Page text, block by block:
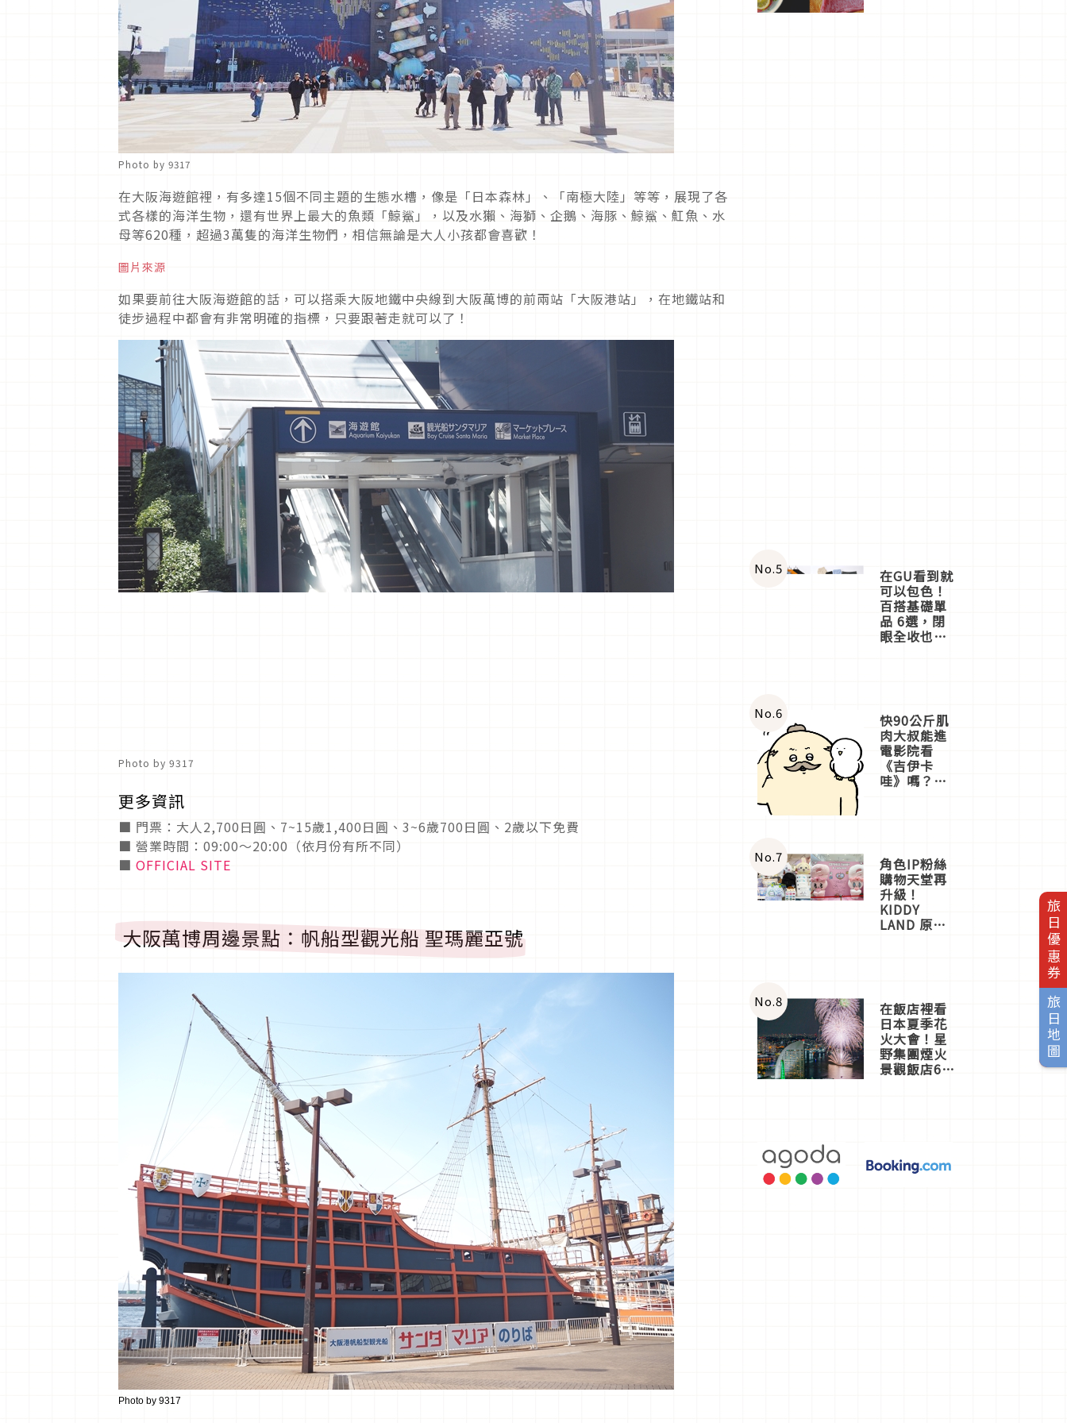
旅日優惠券
旅日地圖
Photo by 9317
在大阪海遊館裡，有多達15個不同主題的生態水槽，像是「日本森林」、「南極大陸」等等，展現了各
式各樣的海洋生物，還有世界上最大的魚類「鯨鯊」，以及水獺、海獅、企鵝、海豚、鯨鯊、魟魚、水
母等620種，超過3萬隻的海洋生物們，相信無論是大人小孩都會喜歡！
圖片來源
如果要前往大阪海遊館的話，可以搭乘大阪地鐵中央線到大阪萬博的前兩站「大阪港站」，在地鐵站和
徒步過程中都會有非常明確的指標，只要跟著走就可以了！
Photo by 9317
更多資訊
■ 門票：大人2,700日圓、7~15歲1,400日圓、3~6歲700日圓、2歲以下免費
■ 營業時間：09:00～20:00（依月份有所不同）
OFFICIAL SITE
大阪萬博周邊景點：帆船型觀光船 聖瑪麗亞號
No.5 在GU看到就
可以包色！
百搭基礎單
品 6選，閉
眼全收也不
No.6 快90公斤肌
肉大叔能進
電影院看
《吉伊卡
哇》嗎？日
一同給出了
答案
No.7 角色IP粉絲
購物天堂再
升級！
KIDDY
LAND 原宿
店3分即達
No.8 在飯店裡看
日本夏季花
火大會！星
野集團煙火
景觀飯店6